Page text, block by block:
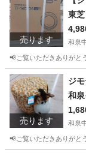
売ります
東
泉大
和泉
📢ご覧いただきありがと
大阪 和泉市
売ります
ジ
和
堺
和泉
📢ご覧いただきありがと